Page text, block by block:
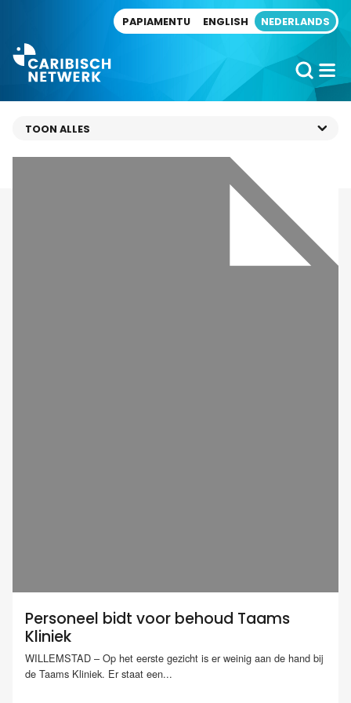
PAPIAMENTU ENGLISH NEDERLANDS
Personeel bidt voor behoud Taams
Kliniek
WILLEMSTAD – Op het eerste gezicht is er weinig aan de hand bij
de Taams Kliniek. Er staat een...